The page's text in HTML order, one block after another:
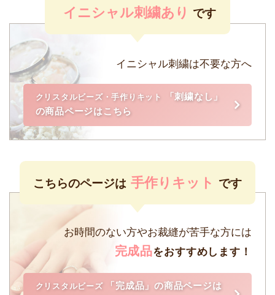
イニシャル刺繍あり です
イニシャル刺繍は不要な方へ
クリスタルビーズ・手作りキット
「刺繍なし」
の商品ページはこちら
こちらのページは 手作りキット です
お時間のない方やお裁縫が苦手な方には
完成品をおすすめします！
クリスタルビーズ
「完成品」の商品ページは